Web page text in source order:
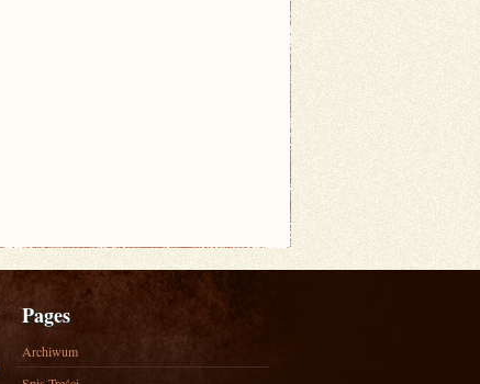
Pages
Archiwum